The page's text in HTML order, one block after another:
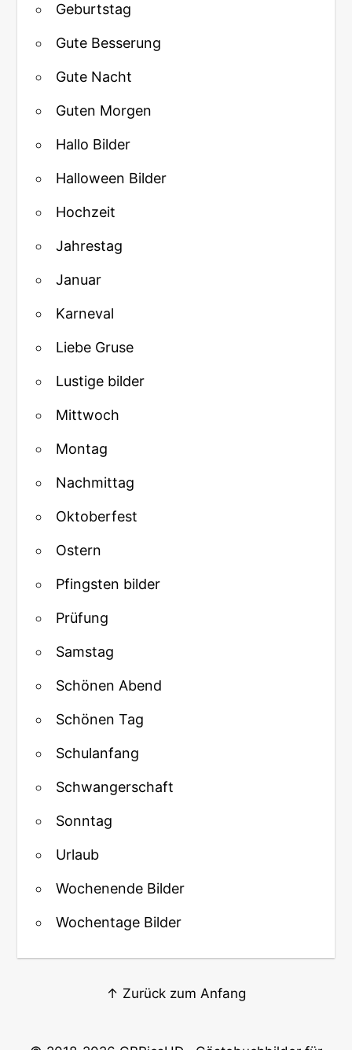
Geburtstag
Gute Besserung
Gute Nacht
Guten Morgen
Hallo Bilder
Halloween Bilder
Hochzeit
Jahrestag
Januar
Karneval
Liebe Gruse
Lustige bilder
Mittwoch
Montag
Nachmittag
Oktoberfest
Ostern
Pfingsten bilder
Prüfung
Samstag
Schönen Abend
Schönen Tag
Schulanfang
Schwangerschaft
Sonntag
Urlaub
Wochenende Bilder
Wochentage Bilder
↑ Zurück zum Anfang